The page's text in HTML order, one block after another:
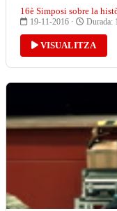
16è Simposi sobre la
19-11-2016 · Durada:
VISUALITZA